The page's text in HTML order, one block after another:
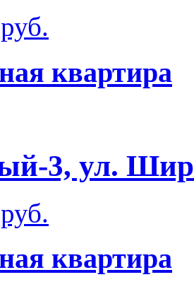
квартира
3, ул.
квартира